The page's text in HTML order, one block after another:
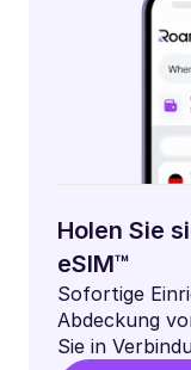
Holen Sie
eSIM™
Sofortige
Abdeckung
Sie in